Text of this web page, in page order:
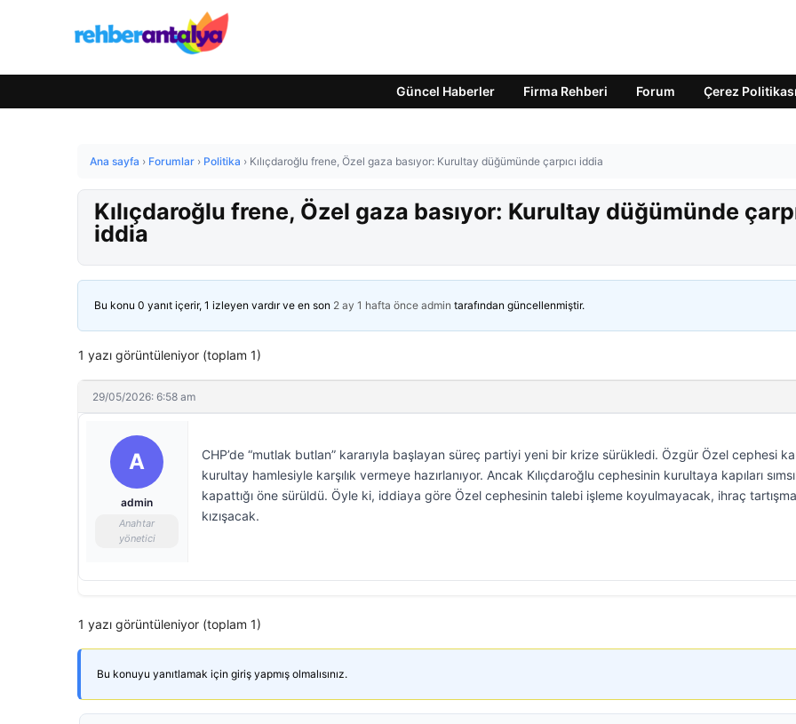
Güncel Haberler Firma Rehberi Forum Çerez Politikası
Ana sayfa › Forumlar › Politika › Kılıçdaroğlu frene, Özel gaza basıyor: Kurultay düğümünde çarpıcı iddia
Kılıçdaroğlu frene, Özel gaza basıyor: Kurultay düğümünde
iddia
Bu konu 0 yanıt içerir, 1 izleyen vardır ve en son 2 ay 1 hafta önce admin tarafından güncellenmiştir.
1 yazı görüntüleniyor (toplam 1)
29/05/2026: 6:58 am
A
admin
Anahtar
yönetici
CHP’de “mutlak butlan” kararıyla başlayan süreç partiyi yeni bir krize sürükledi. Özgür Özel cephesi
kurultay hamlesiyle karşılık vermeye hazırlanıyor. Ancak Kılıçdaroğlu cephesinin kurultaya kapıları
kapattığı öne sürüldü. Öyle ki, iddiaya göre Özel cephesinin talebi işleme koyulmayacak, ihraç
kızışacak.
1 yazı görüntüleniyor (toplam 1)
Bu konuyu yanıtlamak için giriş yapmış olmalısınız.